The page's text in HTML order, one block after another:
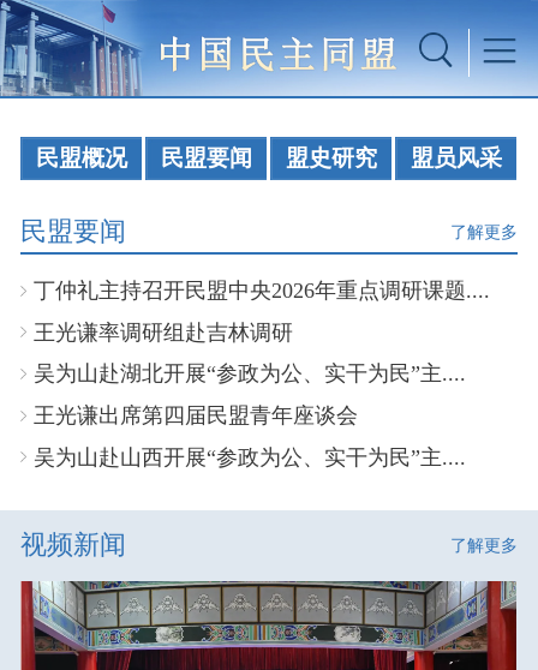
民盟概况 民盟要闻 盟史研究 盟员风采
民盟要闻 了解更多
丁仲礼主持召开民盟中央2026年重点调研课题....
王光谦率调研组赴吉林调研
吴为山赴湖北开展“参政为公、实干为民”主....
王光谦出席第四届民盟青年座谈会
吴为山赴山西开展“参政为公、实干为民”主....
视频新闻 了解更多